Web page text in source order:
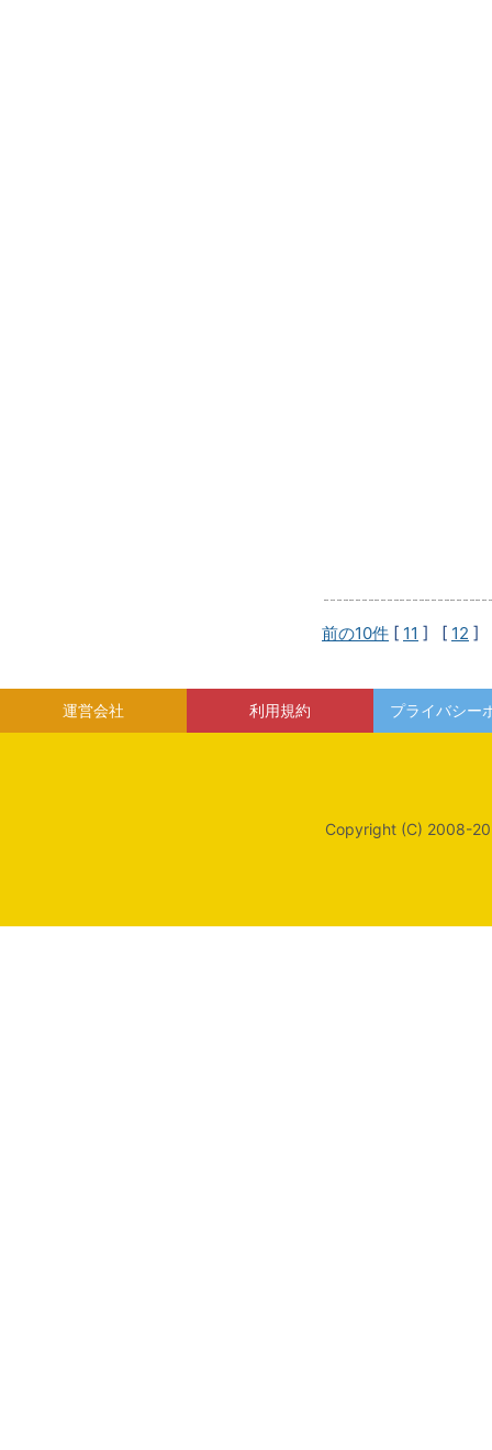
前の10件 [ 11 ] [ 12 ]
運営会社 利用規約 プライバシー
Copyright (C) 2008-